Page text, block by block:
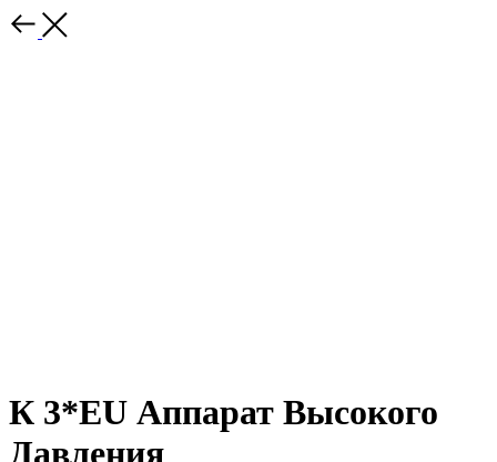
К 3*EU Аппарат Высокого
Давления